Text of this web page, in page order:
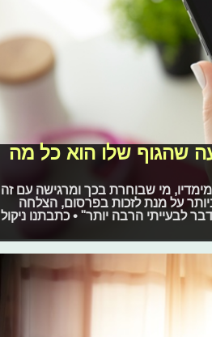
שהגוף שלו הוא כל מה
מי שבוחרת בכך ומרגישה עם זה
על מנת לזכות בפרסום, הצלחה
לבעייתי הרבה יותר" • כתבתנו ניקול